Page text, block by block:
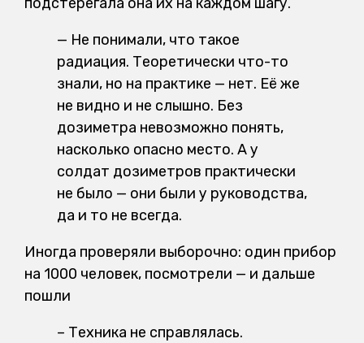
— Не понимали, что такое
радиация. Теоретически что-то
знали, но на практике — нет. Её же
не видно и не слышно. Без
дозиметра невозможно понять,
насколько опасно место. А у
солдат дозиметров практически
не было — они были у руководства,
да и то не всегда.
Иногда проверяли выборочно: один прибор
на 1000 человек, посмотрели — и дальше
пошли
– Техника не справлялась.